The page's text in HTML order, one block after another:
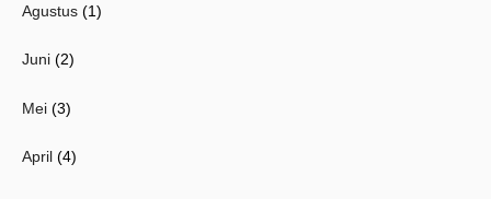
Agustus (1)
Juni (2)
Mei (3)
April (4)